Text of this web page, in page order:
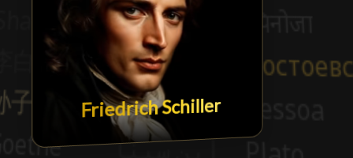
Friedrich Schiller